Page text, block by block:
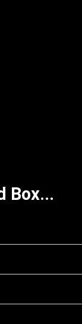
Box...